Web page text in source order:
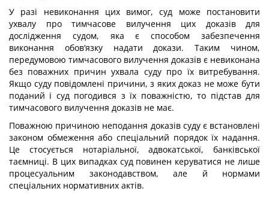
У разі невиконання цих вимог, суд може постановити
ухвалу про тимчасове вилучення цих доказів для
дослідження судом, яка є способом забезпечення
виконання обов‘язку надати докази. Таким чином,
передумовою тимчасового вилучення доказів є невиконана
без поважних причин ухвала суду про їх витребування.
Якщо суду повідомлені причини, з яких доказ не може бути
поданий і суд погодився з їх поважністю, то підстав для
тимчасового вилучення доказів не має.
Поважною причиною неподання доказів суду є встановлені
законом обмеження або спеціальний порядок їх надання.
Це стосується нотаріальної, адвокатської, банківської
таємниці. В цих випадках суд повинен керуватися не лише
процесуальним законодавством, але й нормами
спеціальних нормативних актів.